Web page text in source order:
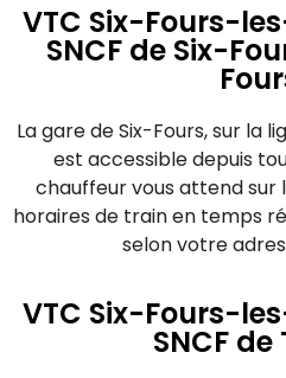
VTC Six-Fours-
SNCF de Six-
La gare de Six-Fours, sur la
est accessible depuis
chauffeur vous attend sur
horaires de train en temps
selon votre
VTC Six-Fours-
SNCF